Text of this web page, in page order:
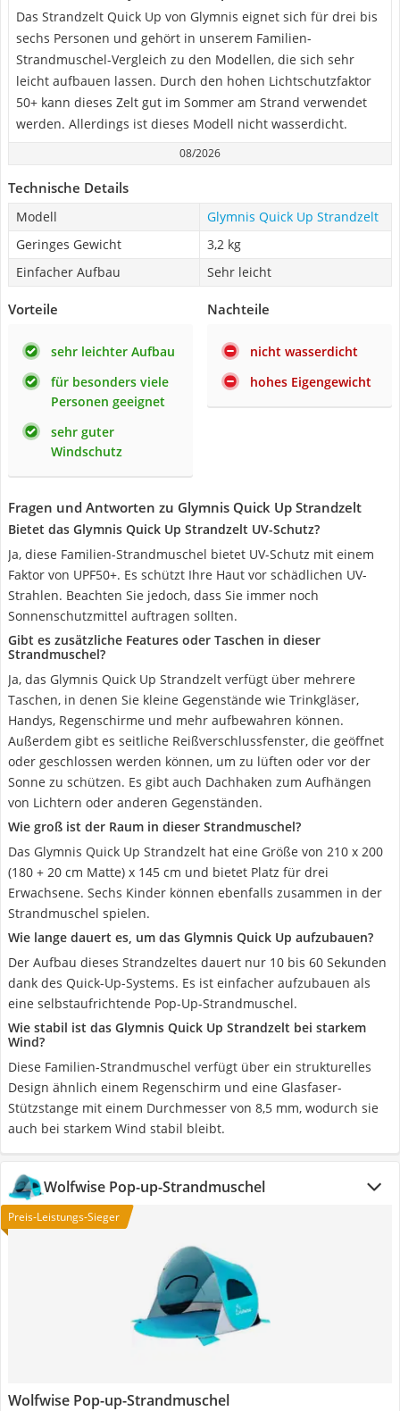
Das Strandzelt Quick Up von Glymnis eignet sich für drei bis
sechs Personen und gehört in unserem Familien-
Strandmuschel-Vergleich zu den Modellen, die sich sehr
leicht aufbauen lassen. Durch den hohen Lichtschutzfaktor
50+ kann dieses Zelt gut im Sommer am Strand verwendet
werden. Allerdings ist dieses Modell nicht wasserdicht.
08/2026
Technische Details
Modell
Glymnis Quick Up Strandzelt
Geringes Gewicht
3,2 kg
Einfacher Aufbau
Sehr leicht
Vorteile
sehr leichter Aufbau
für besonders viele
Personen geeignet
sehr guter
Windschutz
Nachteile
nicht wasserdicht
hohes Eigengewicht
Fragen und Antworten zu Glymnis Quick Up Strandzelt
Bietet das Glymnis Quick Up Strandzelt UV-Schutz?
Ja, diese Familien-Strandmuschel bietet UV-Schutz mit einem
Faktor von UPF50+. Es schützt Ihre Haut vor schädlichen UV-
Strahlen. Beachten Sie jedoch, dass Sie immer noch
Sonnenschutzmittel auftragen sollten.
Gibt es zusätzliche Features oder Taschen in dieser
Strandmuschel?
Ja, das Glymnis Quick Up Strandzelt verfügt über mehrere
Taschen, in denen Sie kleine Gegenstände wie Trinkgläser,
Handys, Regenschirme und mehr aufbewahren können.
Außerdem gibt es seitliche Reißverschlussfenster, die geöffnet
oder geschlossen werden können, um zu lüften oder vor der
Sonne zu schützen. Es gibt auch Dachhaken zum Aufhängen
von Lichtern oder anderen Gegenständen.
Wie groß ist der Raum in dieser Strandmuschel?
Das Glymnis Quick Up Strandzelt hat eine Größe von 210 x 200
(180 + 20 cm Matte) x 145 cm und bietet Platz für drei
Erwachsene. Sechs Kinder können ebenfalls zusammen in der
Strandmuschel spielen.
Wie lange dauert es, um das Glymnis Quick Up aufzubauen?
Der Aufbau dieses Strandzeltes dauert nur 10 bis 60 Sekunden
dank des Quick-Up-Systems. Es ist einfacher aufzubauen als
eine selbstaufrichtende Pop-Up-Strandmuschel.
Wie stabil ist das Glymnis Quick Up Strandzelt bei starkem
Wind?
Diese Familien-Strandmuschel verfügt über ein strukturelles
Design ähnlich einem Regenschirm und eine Glasfaser-
Stützstange mit einem Durchmesser von 8,5 mm, wodurch sie
auch bei starkem Wind stabil bleibt.
Wolfwise Pop-up-Strandmuschel
Preis-Leistungs-Sieger
Wolfwise Pop-up-Strandmuschel